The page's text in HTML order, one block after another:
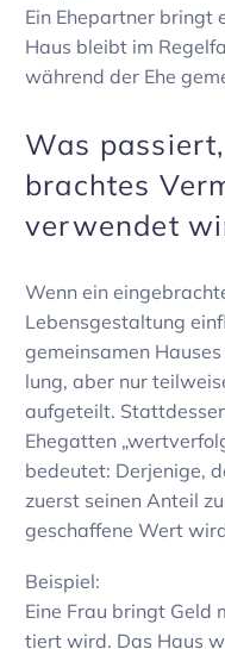
Ein Ehepartner bringt
Haus bleibt im
während der Ehe
Was
brachtes
verwendet
Wenn ein
Lebens­ge­stal­tung
gemein­samen
lung, aber nur
aufge­teilt.
Ehegatten
bedeutet: Derje­nige,
zuerst seinen Anteil
geschaf­fene Wert
Beispiel:
Eine Frau bringt Geld
tiert wird. Das Haus